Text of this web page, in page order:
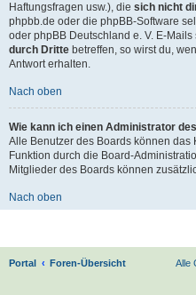
Haftungsfragen usw.), die sich nicht
phpbb.de oder die phpBB-Software
oder phpBB Deutschland e. V. E-Mails
durch Dritte betreffen, so wirst du,
Antwort erhalten.
Nach oben
Wie kann ich einen Administrator
Alle Benutzer des Boards können das
Funktion durch die Board-
Mitglieder des Boards können
Nach oben
Portal Foren-Übersicht Alle